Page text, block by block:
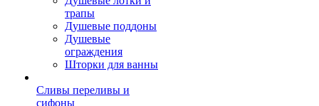
трапы
Душевые поддоны
Душевые
ограждения
Шторки для ванны
Сливы переливы и
сифоны